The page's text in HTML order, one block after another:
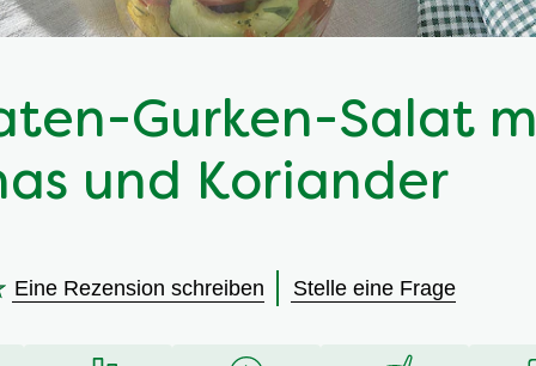
Gurken-Salat
und Koriander
Eine Rezension schreiben Stelle eine Frage